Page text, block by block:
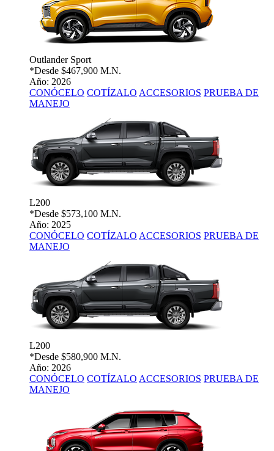
Outlander Sport
*Desde $467,900 M.N.
Año: 2026
CONÓCELO COTÍZALO ACCESORIOS PRUEBA DE
MANEJO
L200
*Desde $573,100 M.N.
Año: 2025
CONÓCELO COTÍZALO ACCESORIOS PRUEBA DE
MANEJO
L200
*Desde $580,900 M.N.
Año: 2026
CONÓCELO COTÍZALO ACCESORIOS PRUEBA DE
MANEJO